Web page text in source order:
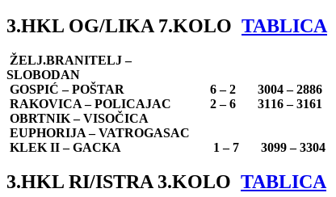
3.HKL OG/LIKA 7.KOLO TABLICA
ŽELJ.BRANITELJ –
SLOBODAN
GOSPIĆ – POŠTAR
6 – 2 3004 – 2886
RAKOVICA – POLICAJAC
2 – 6 3116 – 3161
OBRTNIK – VISOČICA
EUPHORIJA – VATROGASAC
KLEK II – GACKA
1 – 7 3099 – 3304
3.HKL RI/ISTRA 3.KOLO TABLICA